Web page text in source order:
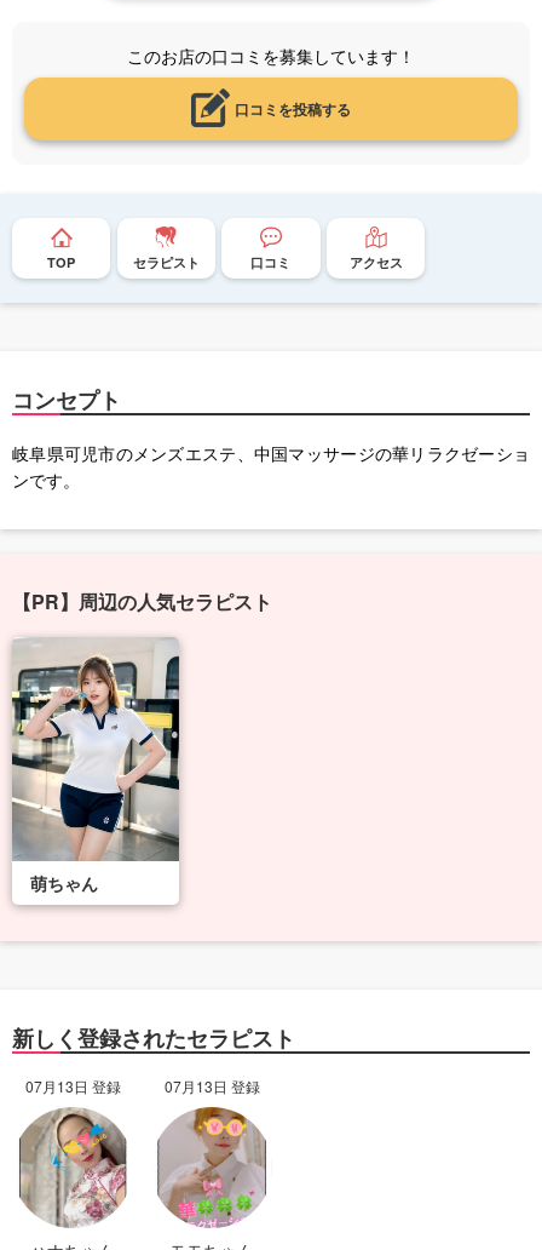
このお店の口コミを募集しています！
口コミを投稿する
TOP セラピスト 口コミ アクセス
コンセプト
岐阜県可児市のメンズエステ、中国マッサージの華リラクゼーショ
ンです。
【PR】周辺の人気セラピスト
萌ちゃん
新しく登録されたセラピスト
07月13日 登録 07月13日 登録